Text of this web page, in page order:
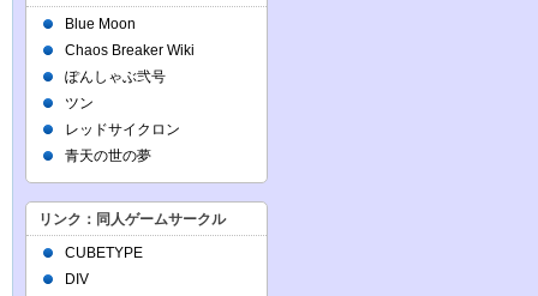
Blue Moon
Chaos Breaker Wiki
ぽんしゃぶ弐号
ツン
レッドサイクロン
青天の世の夢
リンク：同人ゲームサークル
CUBETYPE
DIV